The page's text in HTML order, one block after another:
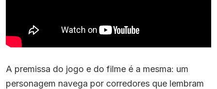
A premissa do jogo e do filme é a mesma: um
personagem navega por corredores que lembram